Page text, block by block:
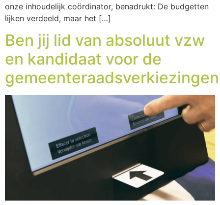
onze inhoudelijk coördinator, benadrukt: De budgetten
lijken verdeeld, maar het […]
Ben jij lid van absoluut vzw
en kandidaat voor de